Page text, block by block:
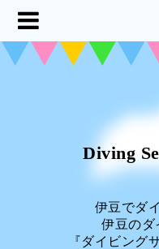
Diving
伊豆でダ
伊豆のダ
『ダイビング